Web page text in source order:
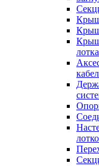
лотка